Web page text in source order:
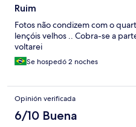
Ruim
Fotos não condizem com o
lençóis velhos .. Cobra-se a
voltarei
Se hospedó 2 noches
Opinión verificada
6/10 Buena